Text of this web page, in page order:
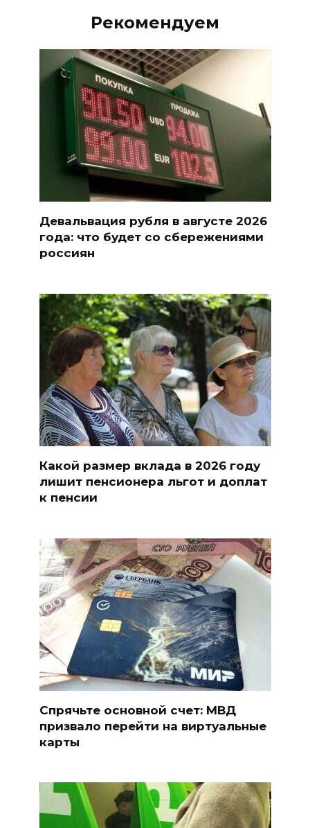
Рекомендуем
Девальвация рубля в августе 2026
года: что будет со сбережениями
россиян
Какой размер вклада в 2026 году
лишит пенсионера льгот и доплат
к пенсии
Спрячьте основной счет: МВД
призвало перейти на виртуальные
карты